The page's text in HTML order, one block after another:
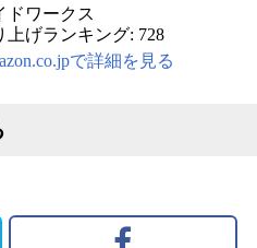
ドワークス
上げランキング: 728
で詳細を見る